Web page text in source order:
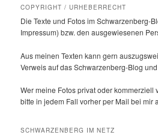
COPYRIGHT / URHEBERRECHT
Die Texte und Fotos im Schwarzenberg-
Impressum) bzw. den ausge­wie­senen
Aus meinen Texten kann gern
Verweis auf das Schwarzenberg-Blog
Wer meine Fotos privat oder kommer­ziell
bitte in jedem Fall vorher per Mail bei mir
SCHWARZENBERG IM NETZ